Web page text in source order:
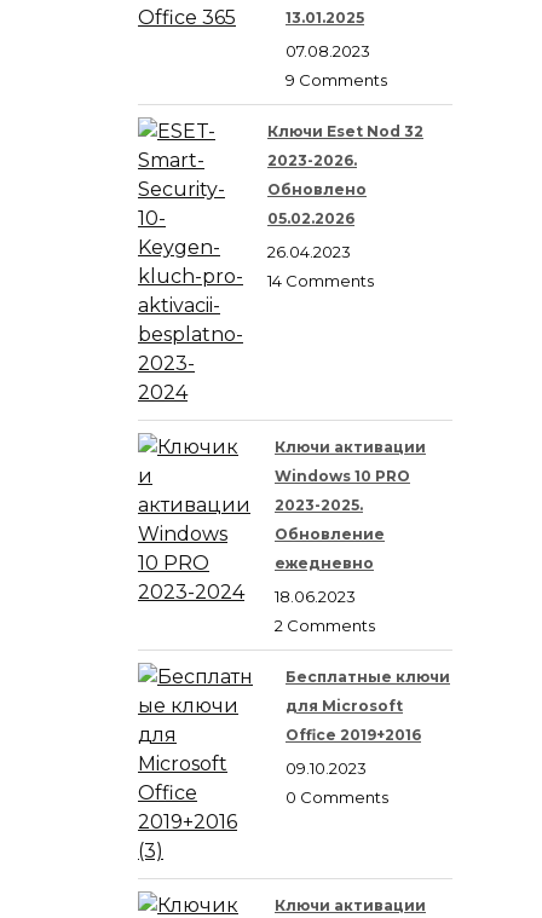
13.01.2025
07.08.2023
9 Comments
Ключи Eset Nod 32
2023-2026.
Обновлено
05.02.2026
26.04.2023
14 Comments
Ключи активации
Windows 10 PRO
2023-2025.
Обновление
ежедневно
18.06.2023
2 Comments
Бесплатные ключи
для Microsoft
Office 2019+2016
09.10.2023
0 Comments
Ключи активации